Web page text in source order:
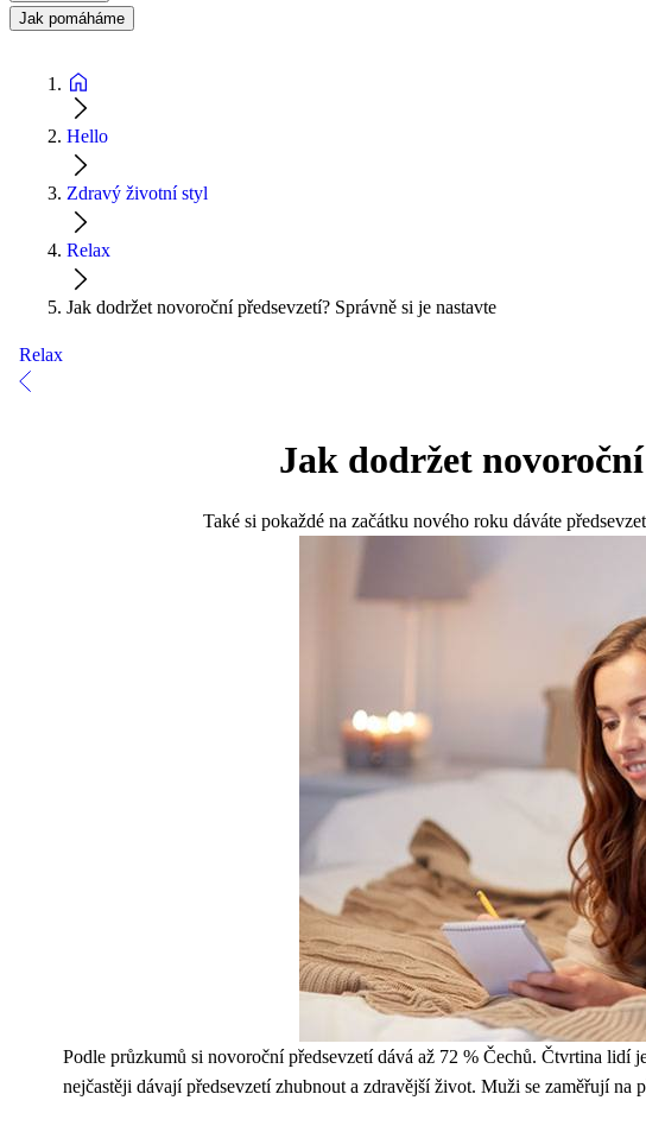
Jak pomáháme
Hello
Zdravý životní styl
Relax
Jak dodržet novoroční předsevzetí? Správně si je nastavte
Relax
Jak dodržet
Také si pokaždé na začátku nového roku dáváte
Podle průzkumů si novoroční předsevzetí dává až 72 % Čechů. Čtvrtina
nejčastěji dávají předsevzetí zhubnout a zdravější život. Muži se zaměřují